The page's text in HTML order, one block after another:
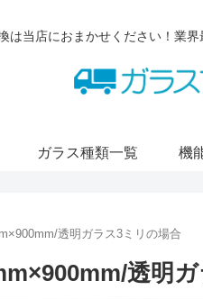
は当店におまかせください！業
ガラス種類一覧 機
透明ガラス3ミリの場合
透明